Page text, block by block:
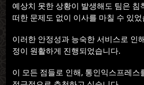
예상치 못한 상황이 발생해도 팀은 침
떠한 문제도 없이 이사를 마칠 수 있
이러한 안정성과 능숙한 서비스로 인
정이 원활하게 진행되었습니다.
이 모든 점들로 인해, 통인익스프레스